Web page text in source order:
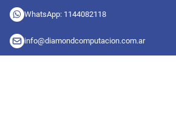
WhatsApp: 1144082118
info@diamondcomputacion.com.ar